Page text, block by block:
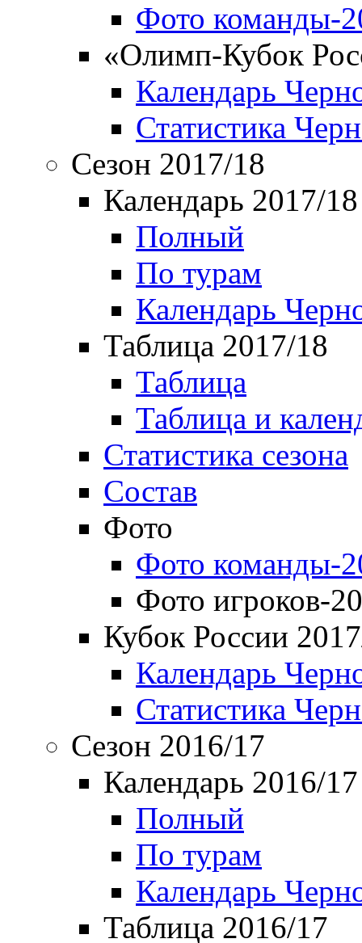
Фото команды-
«Олимп-Кубок
Календарь
Статистика
Сезон 2017/18
Календарь 2017/18
Полный
По турам
Календарь
Таблица 2017/18
Таблица
Таблица и
Статистика сезона
Состав
Фото
Фото команды-
Фото игроков-
Кубок России
Календарь
Статистика
Сезон 2016/17
Календарь 2016/17
Полный
По турам
Календарь
Таблица 2016/17